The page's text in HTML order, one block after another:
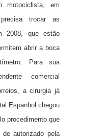
motociclista, em
trocar as
2008, que estão
abrir a boca
Para sua
comercial
a cirurgia já
Espanhol chegou
procedimento que
de autorizado pela